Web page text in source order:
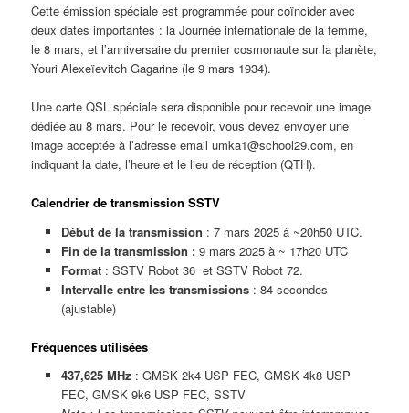
Cette émission spéciale est programmée pour coïncider avec
deux dates importantes : la Journée internationale de la femme,
le 8 mars, et l’anniversaire du premier cosmonaute sur la planète,
Youri Alexeïevitch Gagarine (le 9 mars 1934).
Une carte QSL spéciale sera disponible pour recevoir une image
dédiée au 8 mars. Pour le recevoir, vous devez envoyer une
image acceptée à l’adresse email umka1@school29.com, en
indiquant la date, l’heure et le lieu de réception (QTH).
Calendrier de transmission SSTV
Début de la transmission : 7 mars 2025 à ~20h50 UTC.
Fin de la transmission :9 mars 2025 à ~ 17h20 UTC
Format: SSTV Robot 36 et SSTV Robot 72.
Intervalle entre les transmissions: 84 secondes
(ajustable)
Fréquences utilisées
437,625 MHz : GMSK 2k4 USP FEC, GMSK 4k8 USP
FEC, GMSK 9k6 USP FEC, SSTV